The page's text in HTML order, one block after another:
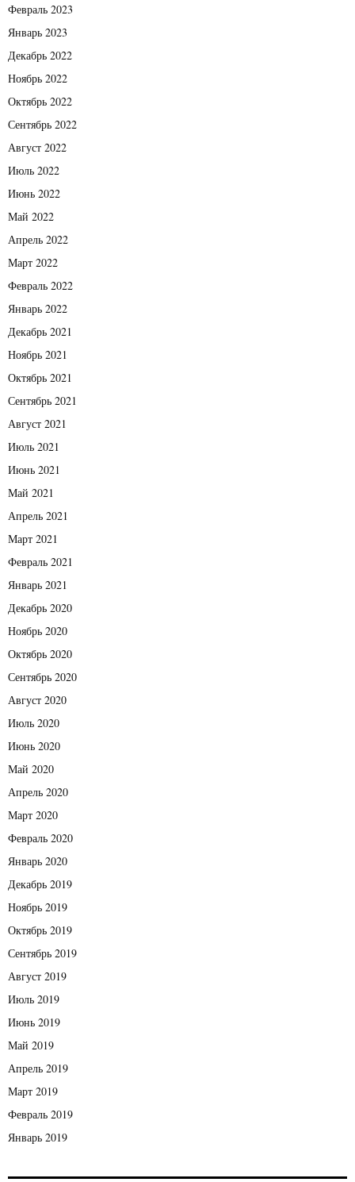
Февраль 2023
Январь 2023
Декабрь 2022
Ноябрь 2022
Октябрь 2022
Сентябрь 2022
Август 2022
Июль 2022
Июнь 2022
Май 2022
Апрель 2022
Март 2022
Февраль 2022
Январь 2022
Декабрь 2021
Ноябрь 2021
Октябрь 2021
Сентябрь 2021
Август 2021
Июль 2021
Июнь 2021
Май 2021
Апрель 2021
Март 2021
Февраль 2021
Январь 2021
Декабрь 2020
Ноябрь 2020
Октябрь 2020
Сентябрь 2020
Август 2020
Июль 2020
Июнь 2020
Май 2020
Апрель 2020
Март 2020
Февраль 2020
Январь 2020
Декабрь 2019
Ноябрь 2019
Октябрь 2019
Сентябрь 2019
Август 2019
Июль 2019
Июнь 2019
Май 2019
Апрель 2019
Март 2019
Февраль 2019
Январь 2019